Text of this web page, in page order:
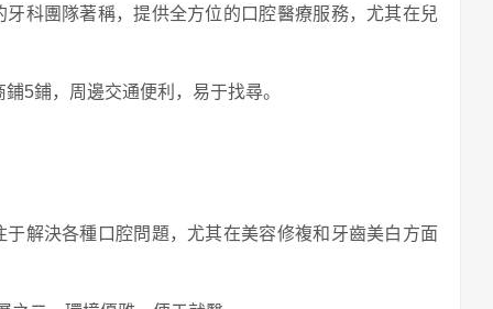
團隊著稱，提供全方位的口腔醫療服務，尤其在兒
鋪，周邊交通便利，易于找尋。
決各種口腔問題，尤其在美容修複和牙齒美白方面